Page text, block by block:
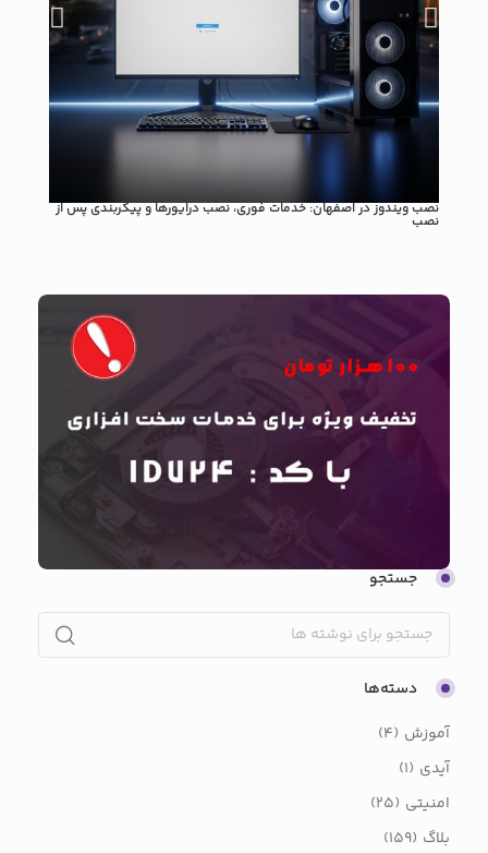
نصب ویندوز در اصفهان: خدمات فوری، نصب درایورها و پیکربندی پس از
نصب
جستجو
دسته‌ها
آموزش (4)
آیدی (1)
امنیتی (25)
بلاگ (159)